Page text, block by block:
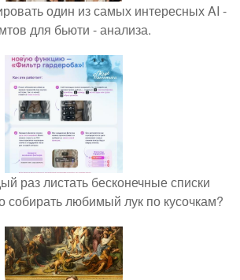
один из самых интересных AI -
для бьюти - анализа.
раз листать бесконечные списки
собирать любимый лук по кусочкам?